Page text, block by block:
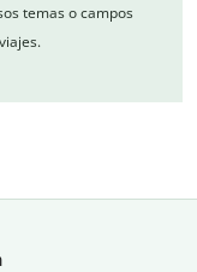
temas o campos